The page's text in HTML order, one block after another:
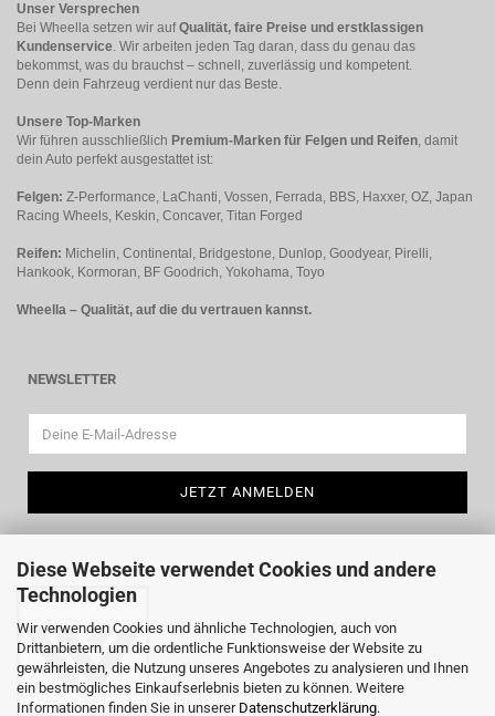
Diese Webseite verwendet Cookies und andere
Technologien
Wir verwenden Cookies und ähnliche Technologien, auch von
Drittanbietern, um die ordentliche Funktionsweise der Website zu
gewährleisten, die Nutzung unseres Angebotes zu analysieren und Ihnen
ein bestmögliches Einkaufserlebnis bieten zu können. Weitere
Informationen finden Sie in unserer Datenschutzerklärung.
Unser Versprechen
Bei Wheella setzen wir aufQualität, faire Preise und erstklassigen
Kundenservice. Wir arbeiten jeden Tag daran, dass du genau das
bekommst, was du brauchst – schnell, zuverlässig und kompetent.
Denn dein Fahrzeug verdient nur das Beste.
Unsere Top-Marken
Wir führen ausschließlich Premium-Marken für Felgen und Reifen, damit
dein Auto perfekt ausgestattet ist:
Felgen: Z-Performance, LaChanti, Vossen, Ferrada, BBS, Haxxer, OZ, Japan
Racing Wheels, Keskin, Concaver, Titan Forged
Reifen: Michelin, Continental, Bridgestone, Dunlop, Goodyear, Pirelli,
Hankook, Kormoran, BF Goodrich, Yokohama, Toyo
Wheella – Qualität, auf die du vertrauen kannst.
NEWSLETTER